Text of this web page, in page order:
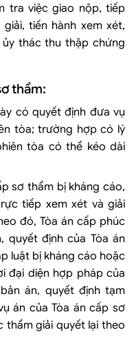
tra việc giao nộp, tiếp
tiến hành xem xét,
thác thu thập chứng
thẩm:
có quyết định đưa vụ
tòa; trường hợp có lý
tòa có thể kéo dài
sơ thẩm bị kháng cáo,
tiếp xem xét và giải
đó, Tòa án cấp phúc
quyết định của Tòa án
luật bị kháng cáo hoặc
đại diện hợp pháp của
án, quyết định tạm
án của Tòa án cấp sơ
thẩm giải quyết lại theo